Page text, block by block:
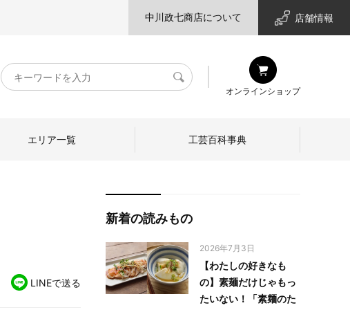
中川政七商店について 店舗情報
キ
ー
検
オンラインショップ
エリア一覧 工芸百科事典
LINEで送る
新着の読みもの
2026年7月3日
【わたしの好きなも
の】素麺だけじゃもっ
たいない！「素麺のた